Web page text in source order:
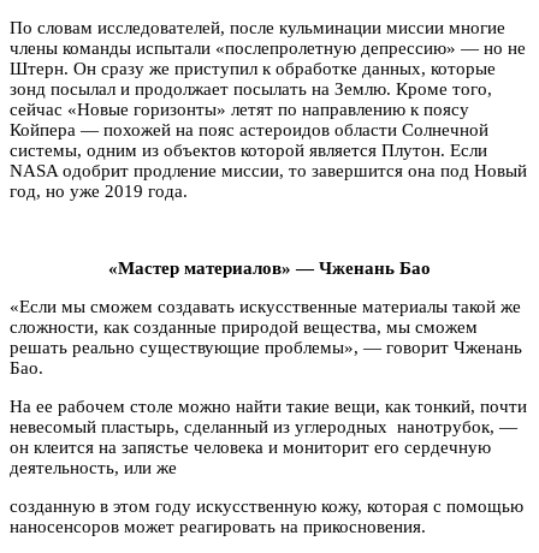
По словам исследователей, после кульминации миссии многие
члены команды испытали «послепролетную депрессию» — но не
Штерн. Он сразу же приступил к обработке данных, которые
зонд посылал и продолжает посылать на Землю. Кроме того,
сейчас «Новые горизонты» летят по направлению к поясу
Койпера — похожей на пояс астероидов области Солнечной
системы, одним из объектов которой является Плутон. Если
NASA одобрит продление миссии, то завершится она под Новый
год, но уже 2019 года.
«Мастер материалов» — Чженань Бао
«Если мы сможем создавать искусственные материалы такой же
сложности, как созданные природой вещества, мы сможем
решать реально существующие проблемы», — говорит Чженань
Бао.
На ее рабочем столе можно найти такие вещи, как тонкий, почти
невесомый пластырь, сделанный из углеродных нанотрубок, —
он клеится на запястье человека и мониторит его сердечную
деятельность, или же
созданную в этом году искусственную кожу, которая с помощью
наносенсоров может реагировать на прикосновения.